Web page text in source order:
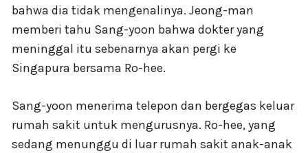
bahwa dia tidak mengenalinya. Jeong-man
memberi tahu Sang-yoon bahwa dokter yang
meninggal itu sebenarnya akan pergi ke
Singapura bersama Ro-hee.
Sang-yoon menerima telepon dan bergegas keluar
rumah sakit untuk mengurusnya. Ro-hee, yang
sedang menunggu di luar rumah sakit anak-anak